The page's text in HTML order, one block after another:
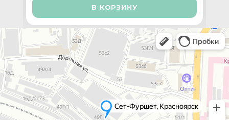
В КОРЗИНУ